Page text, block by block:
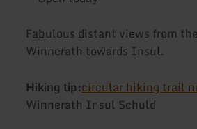
Fabulous distant views from
Winnerath towards Insul.
Hiking tip:circular hiking trail
Winnerath Insul Schuld